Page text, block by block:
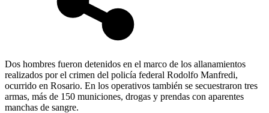
Dos hombres fueron detenidos en el marco de los allanamientos
realizados por el crimen del policía federal Rodolfo Manfredi,
ocurrido en Rosario. En los operativos también se secuestraron tres
armas, más de 150 municiones, drogas y prendas con aparentes
manchas de sangre.